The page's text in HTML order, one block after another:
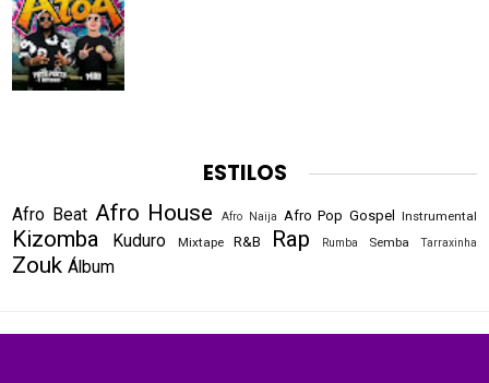
ESTILOS
Afro Beat Afro House Afro Naija Afro Pop Gospel Instrumental
Kizomba Kuduro Mixtape R&B Rap Rumba Semba Tarraxinha
Zouk Álbum